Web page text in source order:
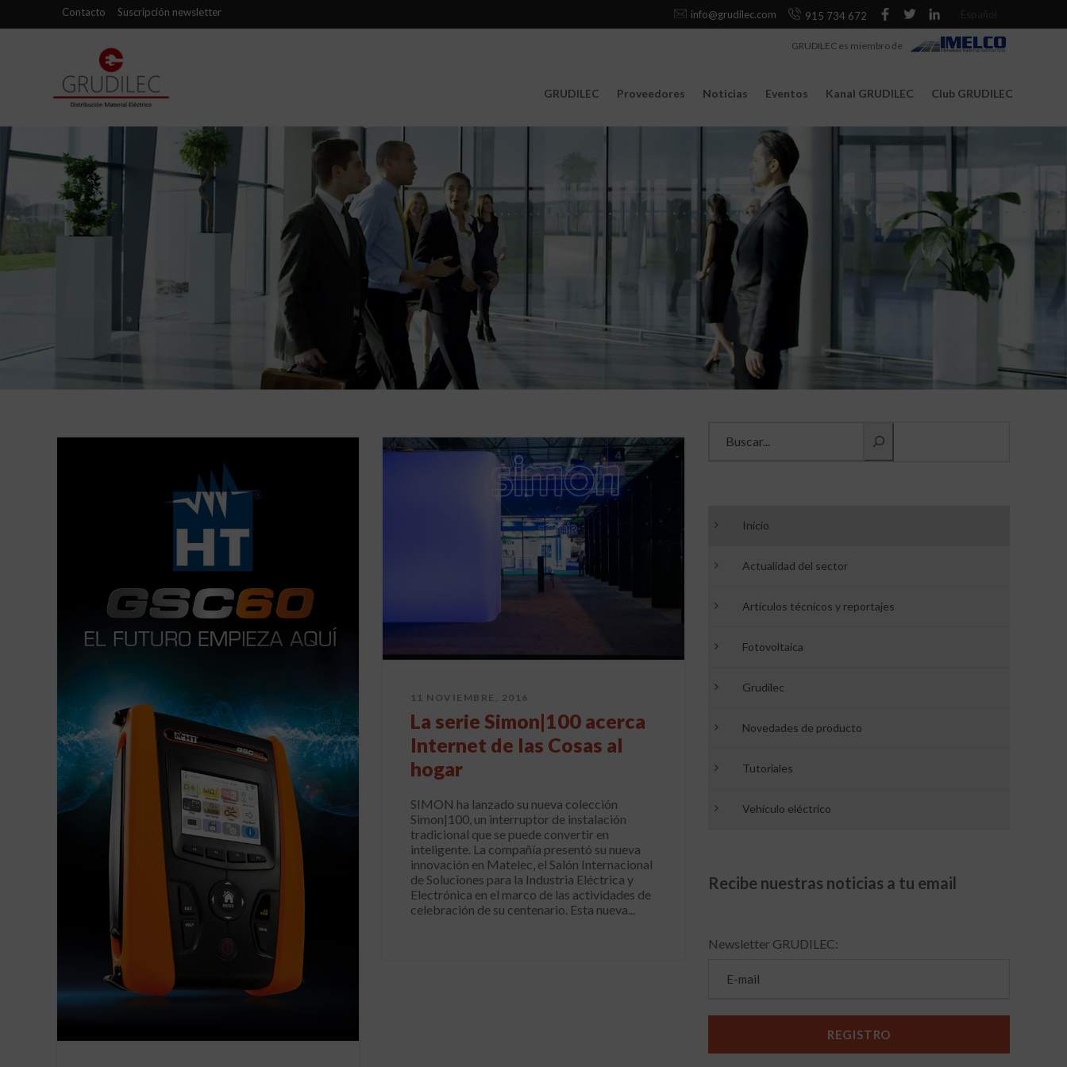
Contacto Suscripción newsletter info@grudilec.com 915 734 672
GRUDILEC Proveedores Noticias Eventos Kanal GRUDILEC Club GRUDILEC
GRUDILEC es miembro de
11 NOVIEMBRE, 2016
La serie Simon|100 acerca
Internet de las Cosas al
hogar
SIMON ha lanzado su nueva colección
Simon|100, un interruptor de instalación
tradicional que se puede convertir en
inteligente. La compañía presentó su nueva
innovación en Matelec, el Salón Internacional
de Soluciones para la Industria Eléctrica y
Electrónica en el marco de las actividades de
celebración de su centenario. Esta nueva...
Inicio
Actualidad del sector
Artículos técnicos y reportajes
Fotovoltaica
Grudilec
Novedades de producto
Tutoriales
Vehículo eléctrico
Recibe nuestras noticias a tu email
Newsletter GRUDILEC: